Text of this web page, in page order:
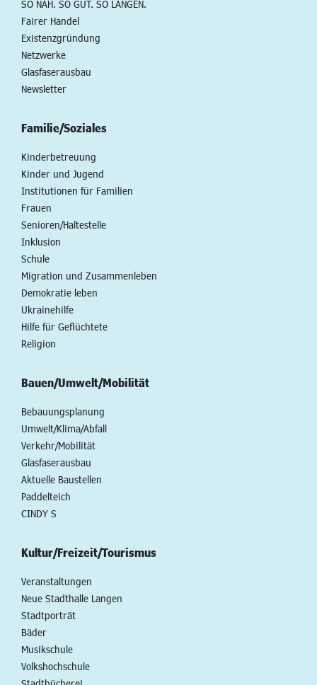
SO NAH. SO GUT. SO LANGEN.
Fairer Handel
Existenzgründung
Netzwerke
Glasfaserausbau
Newsletter
Familie/Soziales
Kinderbetreuung
Kinder und Jugend
Institutionen für Familien
Frauen
Senioren/Haltestelle
Inklusion
Schule
Migration und Zusammenleben
Demokratie leben
Ukrainehilfe
Hilfe für Geflüchtete
Religion
Bauen/Umwelt/Mobilität
Bebauungsplanung
Umwelt/Klima/Abfall
Verkehr/Mobilität
Glasfaserausbau
Aktuelle Baustellen
Paddelteich
CINDY S
Kultur/Freizeit/Tourismus
Veranstaltungen
Neue Stadthalle Langen
Stadtporträt
Bäder
Musikschule
Volkshochschule